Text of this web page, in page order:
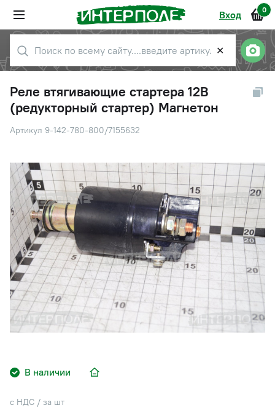
Вход 0
✕
Реле втягивающие стартера 12В
(редукторный стартер) Магнетон
Артикул 9-142-780-800/7155632
В наличии
с НДС / за шт